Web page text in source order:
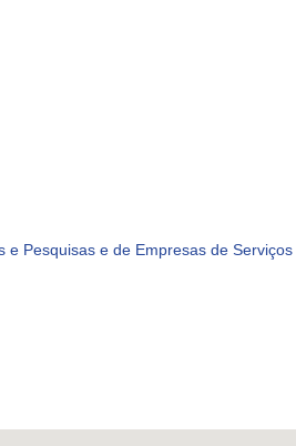
Pesquisas e de Empresas de